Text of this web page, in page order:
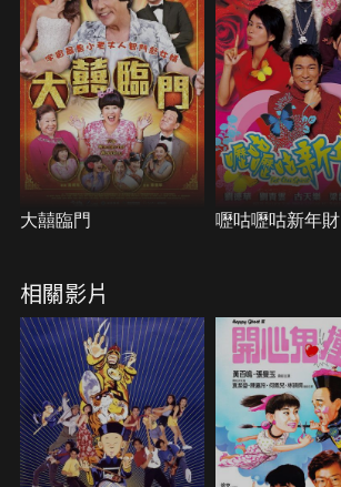
大囍臨門 嚦咕嚦咕新年財
相關影片